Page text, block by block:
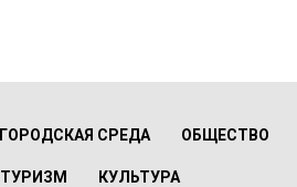
ГОРОДСКАЯ СРЕДА ОБЩЕСТВО
ТУРИЗМ КУЛЬТУРА